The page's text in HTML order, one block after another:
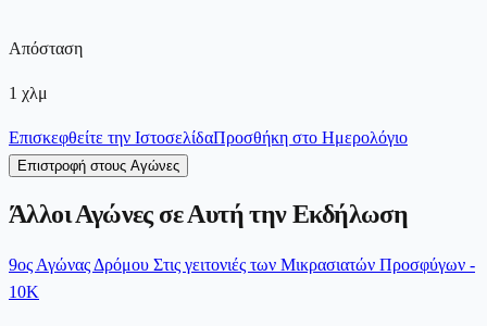
Απόσταση
1 χλμ
Επισκεφθείτε την ΙστοσελίδαΠροσθήκη στο Ημερολόγιο
Επιστροφή στους Αγώνες
Άλλοι Αγώνες σε Αυτή την Εκδήλωση
9ος Αγώνας Δρόμου Στις γειτονιές των Μικρασιατών Προσφύγων -
10K